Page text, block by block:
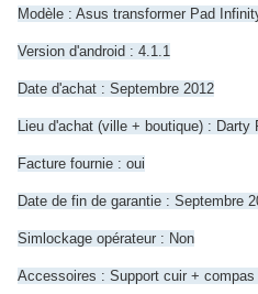
Modèle : Asus transformer Pad
Version d'android : 4.1.1
Date d'achat : Septembre 2012
Lieu d'achat (ville + boutique) : Darty
Facture fournie : oui
Date de fin de garantie : Septembre
Simlockage opérateur : Non
Accessoires : Support cuir + compas